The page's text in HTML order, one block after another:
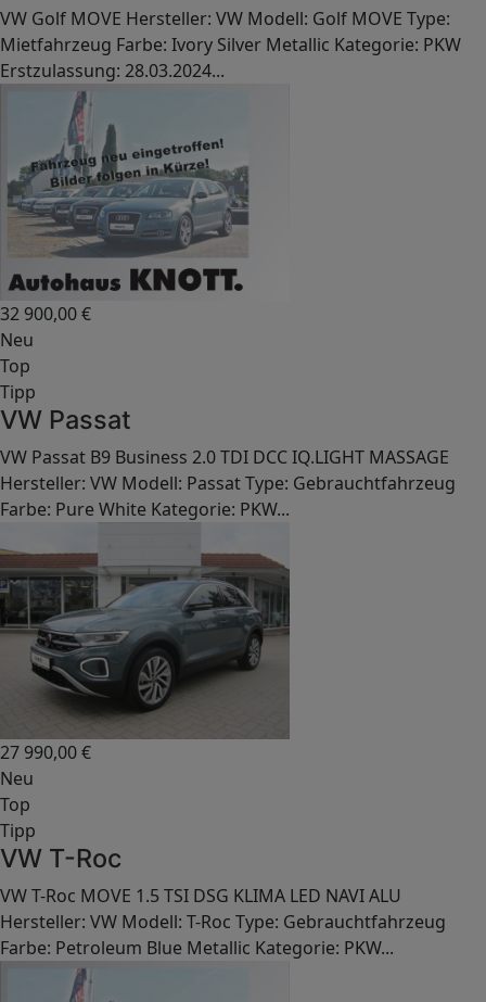
VW Golf MOVE Hersteller: VW Modell: Golf MOVE Type:
Mietfahrzeug Farbe: Ivory Silver Metallic Kategorie: PKW
Erstzulassung: 28.03.2024...
32 900,00€
Neu
Top
Tipp
VW Passat
VW Passat B9 Business 2.0 TDI DCC IQ.LIGHT MASSAGE
Hersteller: VW Modell: Passat Type: Gebrauchtfahrzeug
Farbe: Pure White Kategorie: PKW...
27 990,00€
Neu
Top
Tipp
VW T-Roc
VW T-Roc MOVE 1.5 TSI DSG KLIMA LED NAVI ALU
Hersteller: VW Modell: T-Roc Type: Gebrauchtfahrzeug
Farbe: Petroleum Blue Metallic Kategorie: PKW...